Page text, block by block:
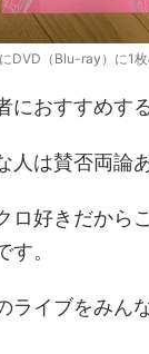
DVD（Blu-ray）に1枚
におすすめす
人は賛否両論
ロ好きだから
。
ライブをみん